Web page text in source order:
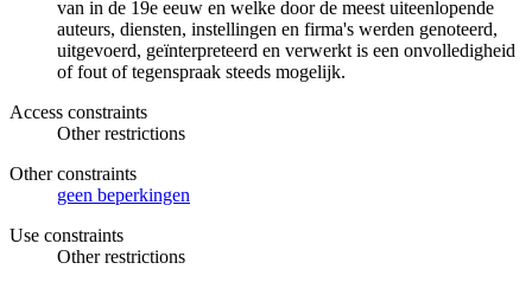
van in de 19e eeuw en welke door de meest uiteenlopende
auteurs, diensten, instellingen en firma's werden genoteerd,
uitgevoerd, geïnterpreteerd en verwerkt is een onvolledigheid
of fout of tegenspraak steeds mogelijk.
Access constraints
Other restrictions
Other constraints
geen beperkingen
Use constraints
Other restrictions